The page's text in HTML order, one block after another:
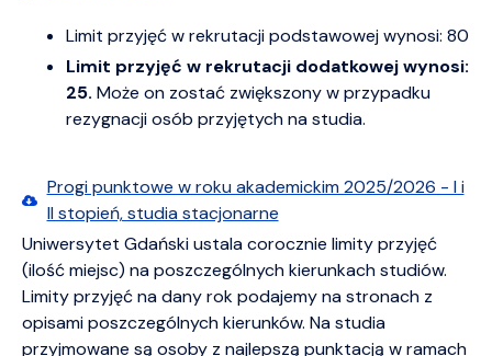
Limit przyjęć w rekrutacji podstawowej wynosi: 80
Limit przyjęć w rekrutacji dodatkowej wynosi:
25. Może on zostać zwiększony w przypadku
rezygnacji osób przyjętych na studia.
Progi punktowe w roku akademickim 2025/2026 - I i
II stopień, studia stacjonarne
Uniwersytet Gdański ustala corocznie limity przyjęć
(ilość miejsc) na poszczególnych kierunkach studiów.
Limity przyjęć na dany rok podajemy na stronach z
opisami poszczególnych kierunków. Na studia
przyjmowane są osoby z najlepszą punktacją w ramach